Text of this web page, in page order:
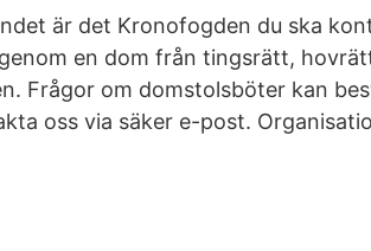
är det Kronofogden du ska
en dom från tingsrätt,
Frågor om domstolsböter kan
oss via säker e-post.